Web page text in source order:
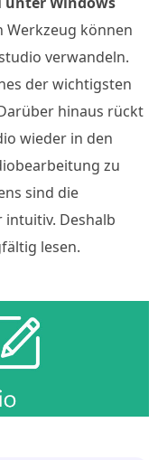
Werkzeug können
verwandeln.
der wichtigsten
hinaus rückt
wieder in den
zu
sind die
Deshalb
lesen.